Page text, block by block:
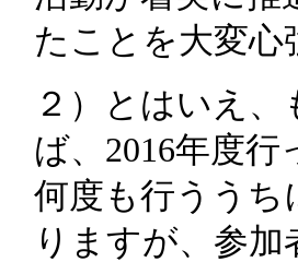
たことを大変
２）とはいえ
ば、2016年度
何度も行ううち
りますが、参